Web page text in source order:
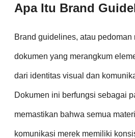
Apa Itu Brand
Brand guidelines, atau pedoman
dokumen yang merangkum
dari identitas visual dan
Dokumen ini berfungsi sebagai
memastikan bahwa semua
komunikasi merek memiliki